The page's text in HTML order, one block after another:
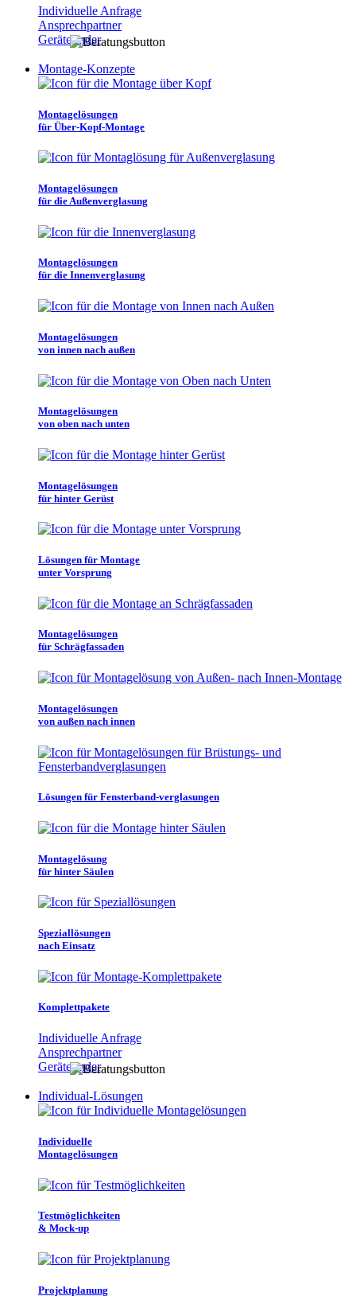
Individuelle Anfrage
Ansprechpartner
Gerätefinder
Montage-Konzepte
Montagelösungen
für Über-Kopf-Montage
Montagelösungen
für die Außenverglasung
Montagelösungen
für die Innenverglasung
Montagelösungen
von innen nach außen
Montagelösungen
von oben nach unten
Montagelösungen
für hinter Gerüst
Lösungen für Montage
unter Vorsprung
Montagelösungen
für Schrägfassaden
Montagelösungen
von außen nach innen
Lösungen für Fensterband-verglasungen
Montagelösung
für hinter Säulen
Speziallösungen
nach Einsatz
Komplettpakete
Individuelle Anfrage
Ansprechpartner
Gerätefinder
Individual-Lösungen
Individuelle
Montagelösungen
Testmöglichkeiten
& Mock-up
Projektplanung